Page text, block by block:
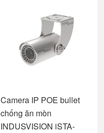
Camera IP POE bullet
chống ăn mòn
INDUSVISION iSTA-